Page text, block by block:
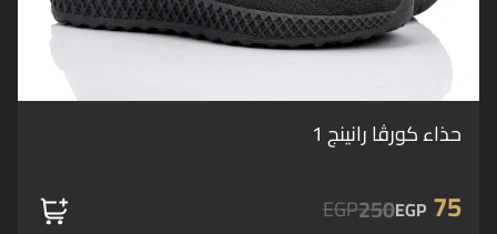
حذاء كورڤا رانينج 1
75
EGP
250
EGP